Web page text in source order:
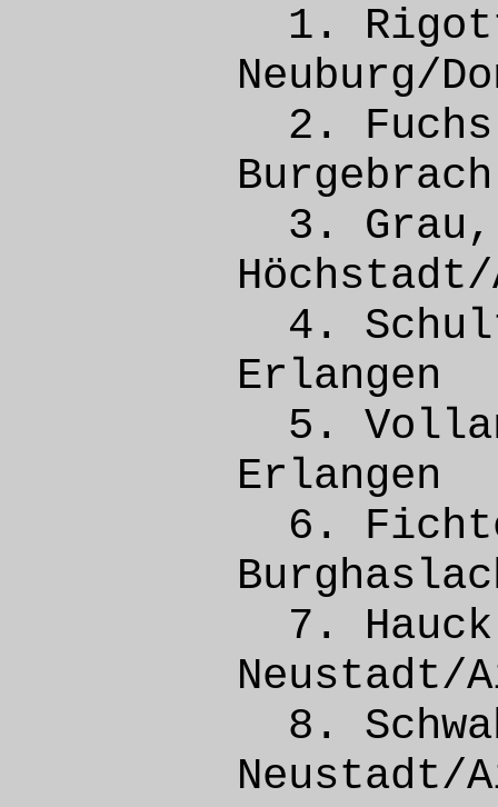
1.
2.
3.
4.
5.
6.
7.
8.